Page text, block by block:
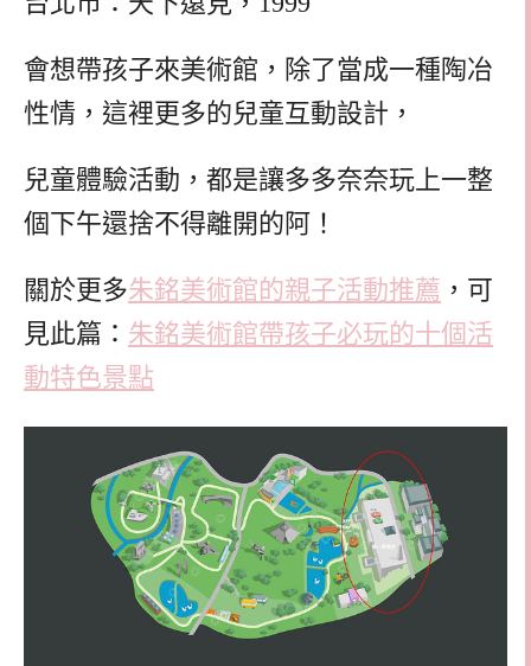
會想帶孩子來美術館，除了當成一種陶冶
性情，這裡更多的兒童互動設計，
兒童體驗活動，都是讓多多奈奈玩上一整
個下午還捨不得離開的阿！
關於更多朱銘美術館的親子活動推薦 ，可
見此篇： 朱銘美術館帶孩子必玩的十個活
動特色景點